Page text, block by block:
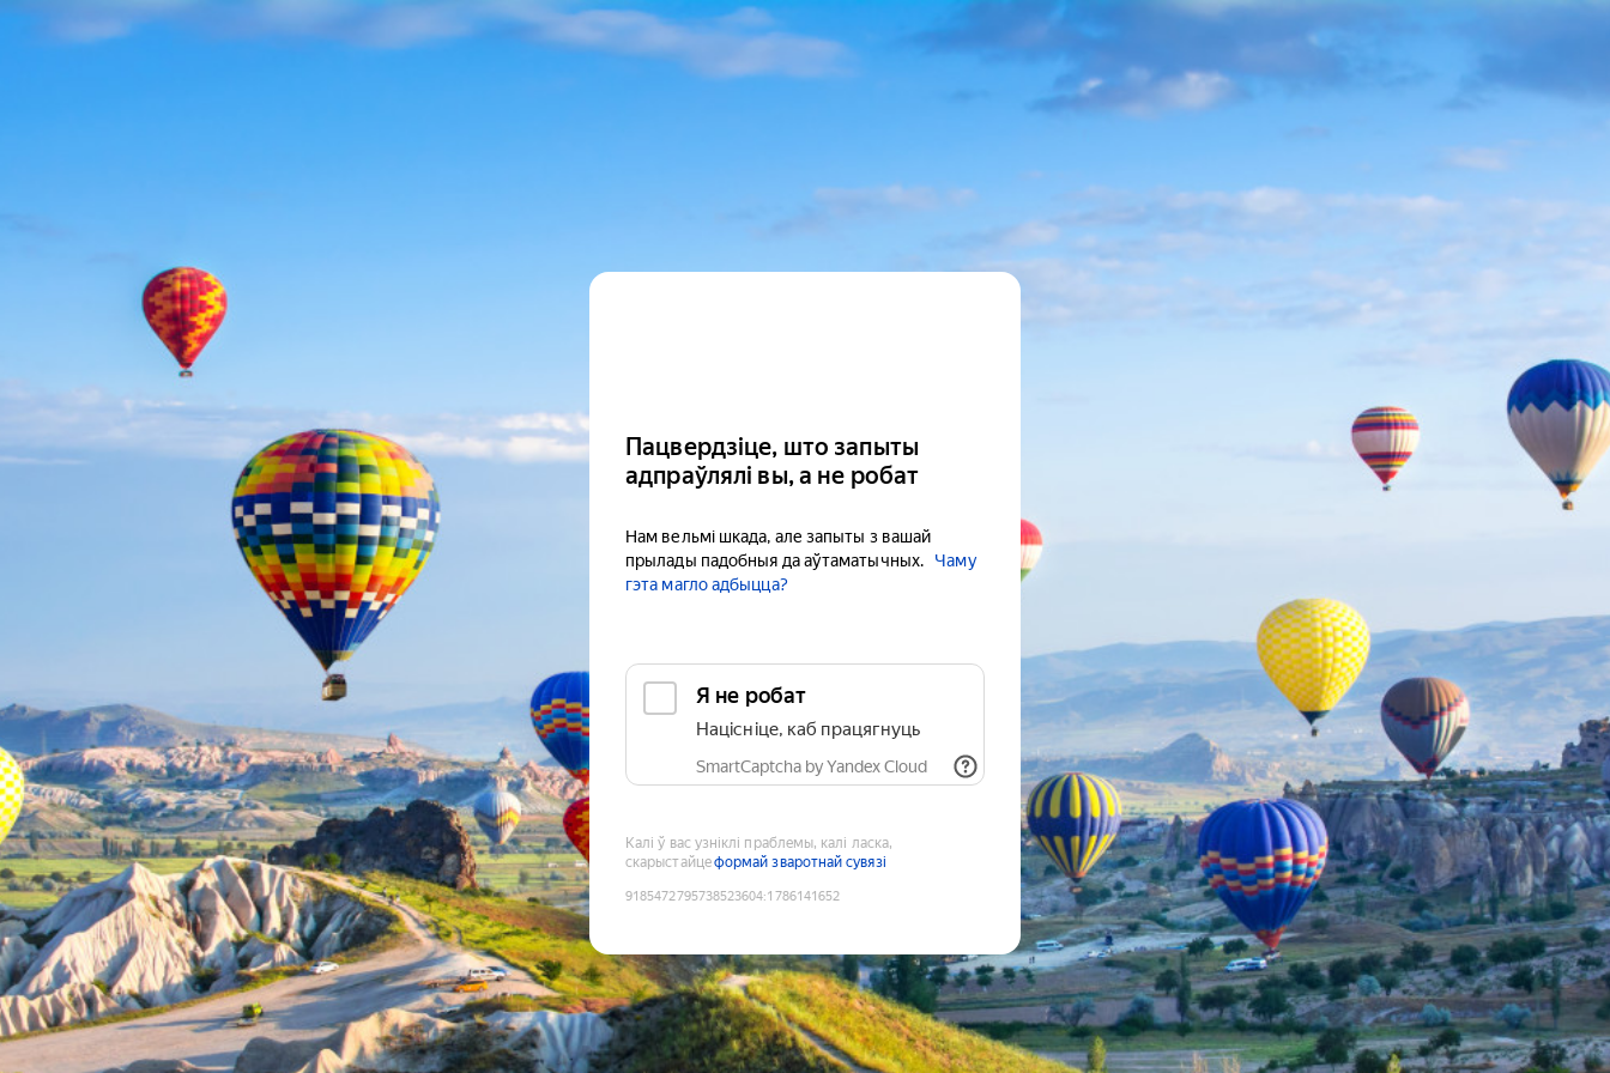
Пацвердзіце, што запыты
адпраўлялі вы, а не робат
Нам вельмі шкада, але запыты з вашай
прылады падобныя да аўтаматычных.
Чаму
гэта магло адбыцца?
Я не робат
Націсніце, каб працягнуць
SmartCaptcha by Yandex Cloud
Калі ў вас узніклі праблемы, калі ласка,
скарыстайцеформай зваротнай сувязі
9185472795738523604:1786141652